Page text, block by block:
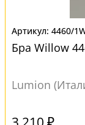
4460/
Бра Willow
Lumion